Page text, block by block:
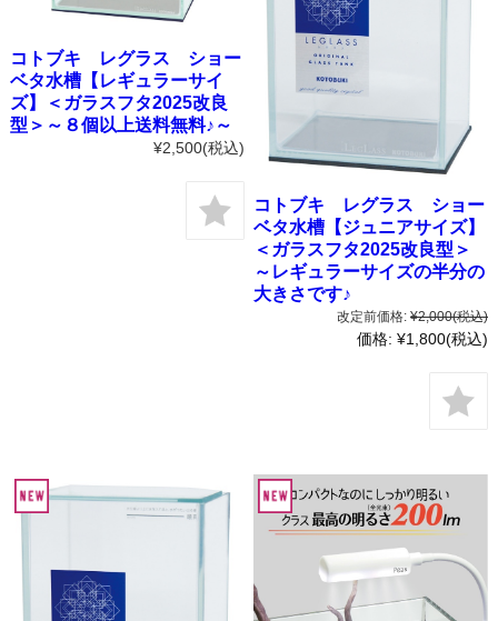
コトブキ レグラス ショー
ベタ水槽【レギュラーサイ
ズ】＜ガラスフタ2025改良
型＞～８個以上送料無料♪～
¥2,500(税込)
コトブキ レグラス ショー
ベタ水槽【ジュニアサイズ】
＜ガラスフタ2025改良型＞
～レギュラーサイズの半分の
大きさです♪
改定前価格: ¥2,000(税込)
価格: ¥1,800(税込)